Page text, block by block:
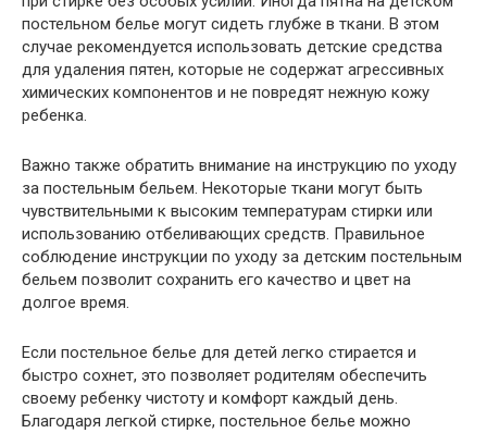
постельном белье могут сидеть глубже в ткани. В этом
случае рекомендуется использовать детские средства
для удаления пятен, которые не содержат агрессивных
химических компонентов и не повредят нежную кожу
ребенка.
Важно также обратить внимание на инструкцию по уходу
за постельным бельем. Некоторые ткани могут быть
чувствительными к высоким температурам стирки или
использованию отбеливающих средств. Правильное
соблюдение инструкции по уходу за детским постельным
бельем позволит сохранить его качество и цвет на
долгое время.
Если постельное белье для детей легко стирается и
быстро сохнет, это позволяет родителям обеспечить
своему ребенку чистоту и комфорт каждый день.
Благодаря легкой стирке, постельное белье можно